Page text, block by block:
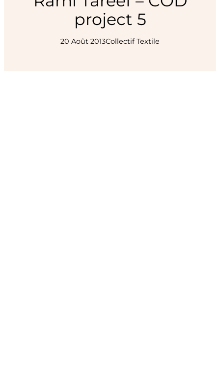
project 5
20 Août 2013Collectif Textile